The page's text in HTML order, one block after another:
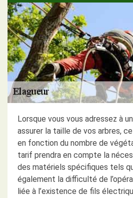
Lorsque vous vous adressez à
assurer la taille de vos arbres,
en fonction du nombre de
tarif prendra en compte la
des matériels spécifiques tels
également la difficulté de
liée à l’existence de fils